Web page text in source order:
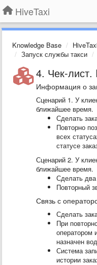
HiveTaxi
Knowledge Base
Запуск службы такси
4. Чек-лист.
Информация о
Сценарий 1. У
ближайшее время.
Сделать
Повторно
всех
статусе
Сценарий 2. У
ближайшее время.
Сделать
Повторный
Связь с
Сделать
При
оператором
назначен
Система
истории